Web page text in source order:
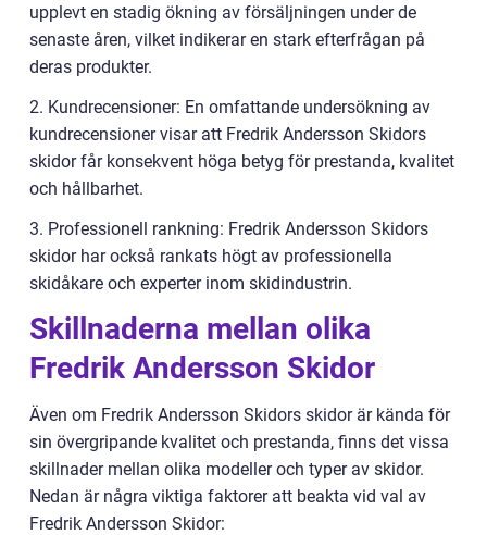
upplevt en stadig ökning av försäljningen under de
senaste åren, vilket indikerar en stark efterfrågan på
deras produkter.
2. Kundrecensioner: En omfattande undersökning av
kundrecensioner visar att Fredrik Andersson Skidors
skidor får konsekvent höga betyg för prestanda, kvalitet
och hållbarhet.
3. Professionell rankning: Fredrik Andersson Skidors
skidor har också rankats högt av professionella
skidåkare och experter inom skidindustrin.
Skillnaderna mellan olika
Fredrik Andersson Skidor
Även om Fredrik Andersson Skidors skidor är kända för
sin övergripande kvalitet och prestanda, finns det vissa
skillnader mellan olika modeller och typer av skidor.
Nedan är några viktiga faktorer att beakta vid val av
Fredrik Andersson Skidor: